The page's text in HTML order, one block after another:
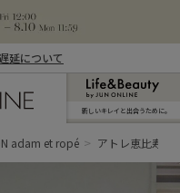
延について
新しいキレイと出合うために。
adam et ropé アトレ恵比寿